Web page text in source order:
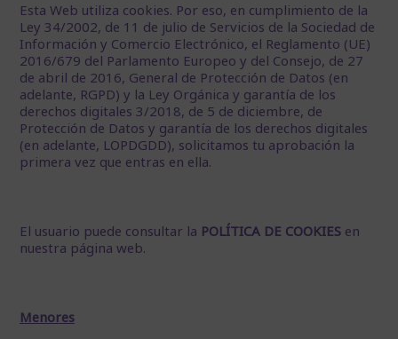
Esta Web utiliza cookies. Por eso, en cumplimiento de la
Ley 34/2002, de 11 de julio de Servicios de la Sociedad de
Información y Comercio Electrónico, el Reglamento (UE)
2016/679 del Parlamento Europeo y del Consejo, de 27
de abril de 2016, General de Protección de Datos (en
adelante, RGPD) y la Ley Orgánica y garantía de los
derechos digitales 3/2018, de 5 de diciembre, de
Protección de Datos y garantía de los derechos digitales
(en adelante, LOPDGDD), solicitamos tu aprobación la
primera vez que entras en ella.
El usuario puede consultar la POLÍTICA DE COOKIES en
nuestra página web.
Menores